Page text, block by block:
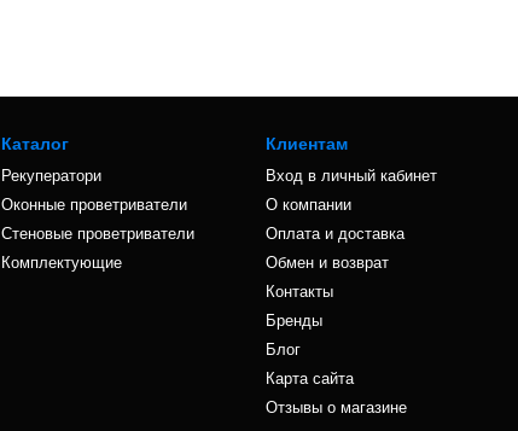
Каталог
Рекуператори
Оконные проветриватели
Стеновые проветриватели
Комплектующие
Клиентам
Вход в личный кабинет
О компании
Оплата и доставка
Обмен и возврат
Контакты
Бренды
Блог
Карта сайта
Отзывы о магазине